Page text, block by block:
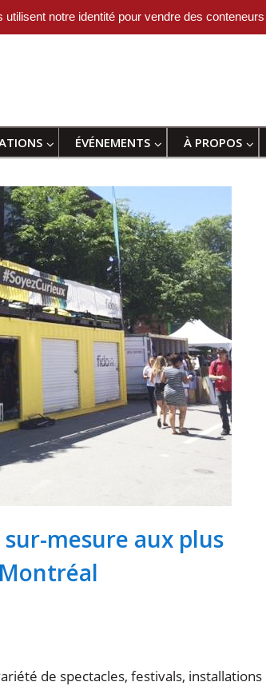
notre identité pour vendre des
ÉVÉNEMENTS À PROPOS
mesure aux plus
de spectacles, festivals, installations